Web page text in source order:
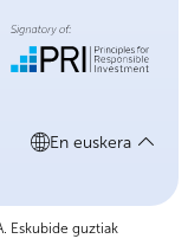
En euskera
Eskubide guztiak